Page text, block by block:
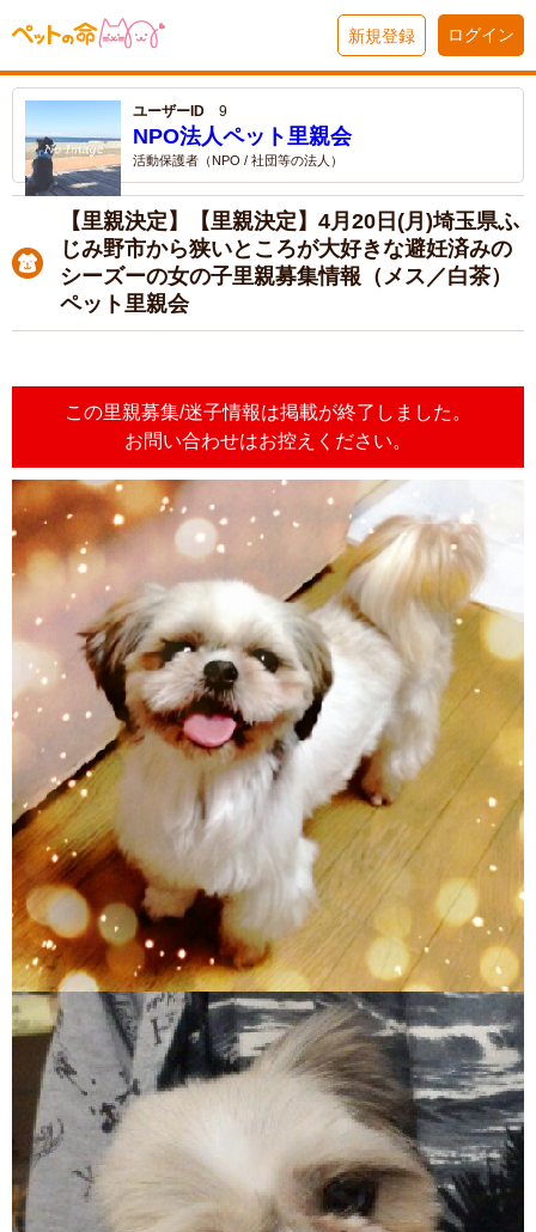
新規登録 ログイン
ユーザーID 9
NPO法人ペット里親会
活動保護者（NPO / 社団等の法人）
【里親決定】【里親決定】4月20日(月)埼玉県ふ
じみ野市から狭いところが大好きな避妊済みの
シーズーの女の子里親募集情報（メス／白茶）
ペット里親会
この里親募集/迷子情報は掲載が終了しました。
お問い合わせはお控えください。